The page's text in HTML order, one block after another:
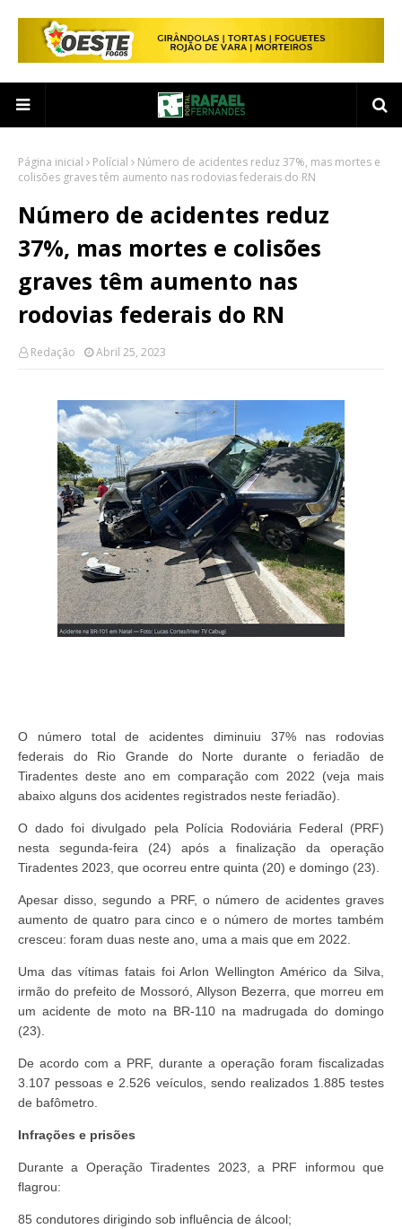
Página inicial Polícial
Número de acidentes reduz 37%, mas mortes e
colisões graves têm aumento nas rodovias federais do RN
Número de acidentes reduz
37%, mas mortes e colisões
graves têm aumento nas
rodovias federais do RN
Redação Abril 25, 2023
O número total de acidentes diminuiu 37% nas rodovias
federais do Rio Grande do Norte durante o feriadão de
Tiradentes deste ano em comparação com 2022 (veja mais
abaixo alguns dos acidentes registrados neste feriadão).
O dado foi divulgado pela Polícia Rodoviária Federal (PRF)
nesta segunda-feira (24) após a finalização da operação
Tiradentes 2023, que ocorreu entre quinta (20) e domingo (23).
Apesar disso, segundo a PRF, o número de acidentes graves
aumento de quatro para cinco e o número de mortes também
cresceu: foram duas neste ano, uma a mais que em 2022.
Uma das vítimas fatais foi Arlon Wellington Américo da Silva,
irmão do prefeito de Mossoró, Allyson Bezerra, que morreu em
um acidente de moto na BR-110 na madrugada do domingo
(23).
De acordo com a PRF, durante a operação foram fiscalizadas
3.107 pessoas e 2.526 veículos, sendo realizados 1.885 testes
de bafômetro.
Infrações e prisões
Durante a Operação Tiradentes 2023, a PRF informou que
flagrou:
85 condutores dirigindo sob influência de álcool;